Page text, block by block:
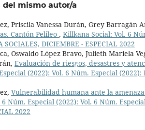
mismo autor/a
Priscila Vanessa Durán, Grey Barragán
Cantón Pelileo , Killkana Social: Vol. 6
DICIEMBRE - ESPECIAL 2022
Oswaldo López Bravo, Julieth Mariela
Evaluación de riesgos, desastres y
(2022): Vol. 6 Núm. Especial (2022):
Vulnerabilidad humana ante la
Núm. Especial (2022): Vol. 6 Núm.
2022